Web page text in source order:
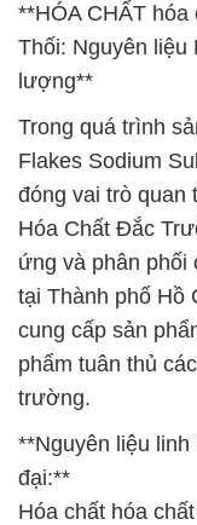
**HÓA CHẤT hóa
Thối: Nguyên liệu
lượng**
Trong quá trình
Flakes Sodium
đóng vai trò quan
Hóa Chất Đắc
ứng và phân phối
tại Thành phố Hồ
cung cấp sản
phẩm tuân thủ
trường.
**Nguyên liệu
đại:**
Hóa chất hóa